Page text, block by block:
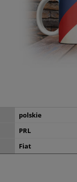
polskie
PRL
Fiat